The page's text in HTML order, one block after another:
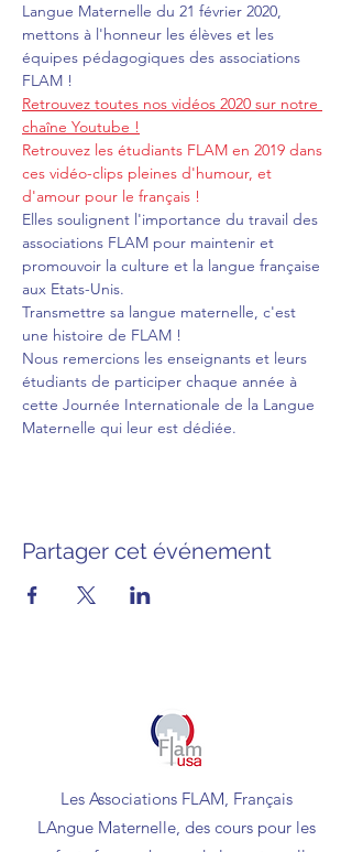
Langue Maternelle du 21 février 2020,
mettons à l'honneur les élèves et les
équipes pédagogiques des associations
FLAM !
Retrouvez toutes nos vidéos 2020 sur notre
chaîne Youtube !
Retrouvez les étudiants FLAM en 2019 dans
ces vidéo-clips pleines d'humour, et
d'amour pour le français !
Elles soulignent l'importance du travail des
associations FLAM pour maintenir et
promouvoir la culture et la langue française
aux Etats-Unis.
Transmettre sa langue maternelle, c'est
une histoire de FLAM !
Nous remercions les enseignants et leurs
étudiants de participer chaque année à
cette Journée Internationale de la Langue
Maternelle qui leur est dédiée.
Partager cet événement
Les Associations FLAM, Français
LAngue Maternelle, des cours pour les